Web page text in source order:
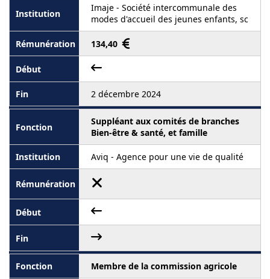
Imaje - Société intercommunale des
modes d'accueil des jeunes enfants, sc
134,40
2 décembre 2024
Suppléant aux comités de branches
Bien-être & santé, et famille
Aviq - Agence pour une vie de qualité
Membre de la commission agricole